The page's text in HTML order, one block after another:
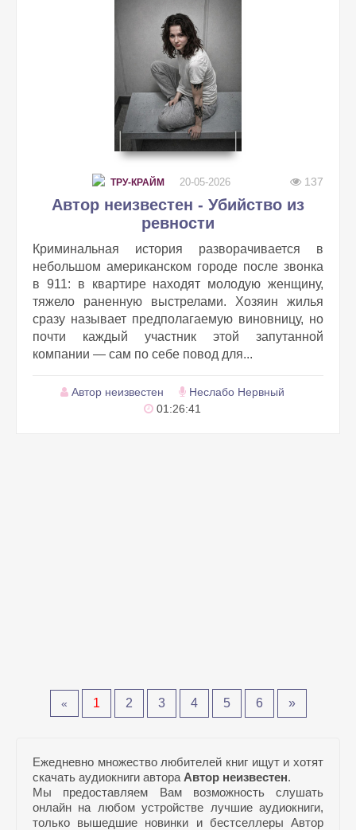
ТРУ-КРАЙМ 20-05-2026 137
Автор неизвестен - Убийство из
ревности
Криминальная история разворачивается в
небольшом американском городе после звонка
в 911: в квартире находят молодую женщину,
тяжело раненную выстрелами. Хозяин жилья
сразу называет предполагаемую виновницу, но
почти каждый участник этой запутанной
компании — сам по себе повод для...
Автор неизвестен
Неслабо Нервный
01:26:41
« 1 2 3 4 5 6 »
Ежедневно множество любителей книг ищут и хотят
скачать аудиокниги автора Автор неизвестен.
Мы предоставляем Вам возможность слушать
онлайн на любом устройстве лучшие аудиокниги,
только вышедшие новинки и бестселлеры Автор